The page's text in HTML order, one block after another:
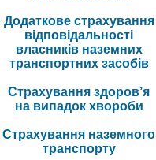
Додаткове страхування
відповідальності
власників наземних
транспортних засобів
Страхування здоров’я
на випадок хвороби
Страхування наземного
транспорту